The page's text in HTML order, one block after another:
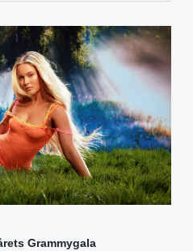
Grammygala